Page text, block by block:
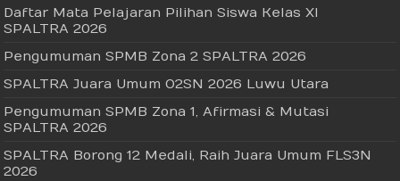
Daftar Mata Pelajaran Pilihan Siswa Kelas XI
SPALTRA 2026
Pengumuman SPMB Zona 2 SPALTRA 2026
SPALTRA Juara Umum O2SN 2026 Luwu Utara
Pengumuman SPMB Zona 1, Afirmasi & Mutasi
SPALTRA 2026
SPALTRA Borong 12 Medali, Raih Juara Umum FLS3N
2026